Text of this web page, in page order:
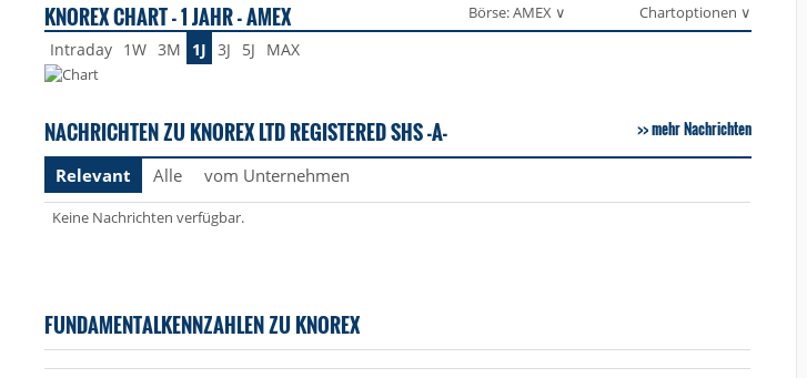
KNOREX CHART - 1 JAHR - AMEX Börse: AMEX ∨ Chartoptionen ∨
Intraday 1W 3M 1J 3J 5J MAX
NACHRICHTEN ZU KNOREX LTD REGISTERED SHS -A- mehr Nachrichten
Relevant Alle vom Unternehmen
Keine Nachrichten verfügbar.
FUNDAMENTALKENNZAHLEN ZU KNOREX